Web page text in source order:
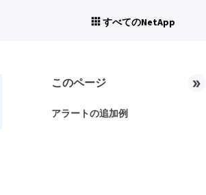
すべてのNetApp
このページ
アラートの追加例